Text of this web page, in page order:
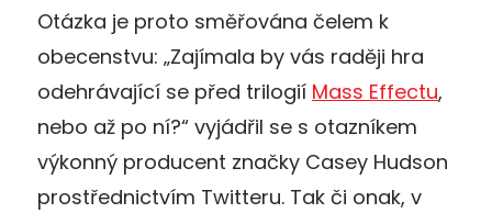
Otázka je proto směřována čelem k
obecenstvu: „Zajímala by vás raději hra
odehrávající se před trilogií Mass Effectu,
nebo až po ní?“ vyjádřil se s otazníkem
výkonný producent značky Casey Hudson
prostřednictvím Twitteru. Tak či onak, v